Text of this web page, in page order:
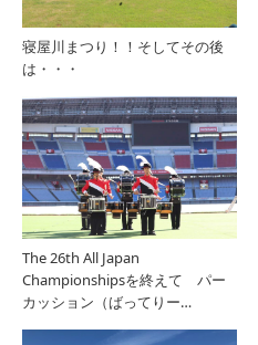
寝屋川まつり！！そしてその後
は・・・
The 26th All Japan
Championshipsを終えて パー
カッション（ばってりー…